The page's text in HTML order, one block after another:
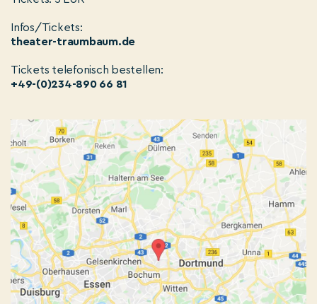
Infos/Tickets:
theater-traumbaum.de
Tickets telefonisch bestellen:
+49-(0)234-890 66 81